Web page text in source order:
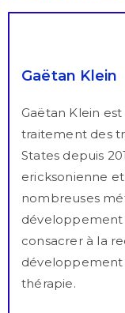
Gaëtan Klein
Gaëtan Klein
traitement des
States depuis
ericksonienne
nombreuses
développement
consacrer à la
développement
thérapie.